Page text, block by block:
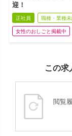
迎！
正社員 職種・業種
女性のおしごと掲載中
この求
閲覧